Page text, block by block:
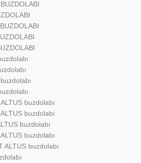
buzdolabı
buzdolabı
buzdolabı
buzdolabı
ALTUS buzdolabı